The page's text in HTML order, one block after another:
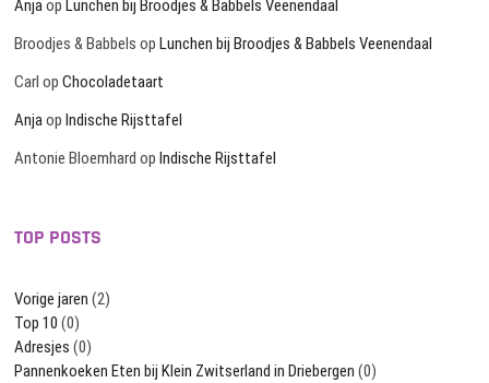
AnjaopLunchen bij Broodjes & Babbels Veenendaal
Broodjes & Babbels opLunchen bij Broodjes & Babbels Veenendaal
Carl opChocoladetaart
AnjaopIndische Rijsttafel
Antonie Bloemhard opIndische Rijsttafel
TOP POSTS
Vorige jaren (2)
Top 10 (0)
Adresjes (0)
Pannenkoeken Eten bij Klein Zwitserland in Driebergen (0)